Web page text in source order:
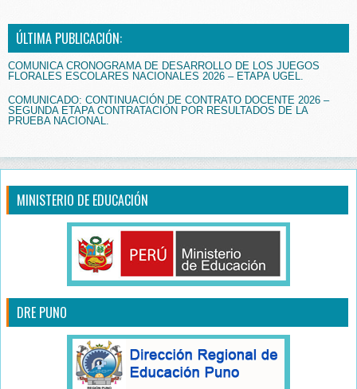
ÚLTIMA PUBLICACIÓN:
COMUNICA CRONOGRAMA DE DESARROLLO DE LOS JUEGOS
FLORALES ESCOLARES NACIONALES 2026 – ETAPA UGEL.
COMUNICADO: CONTINUACIÓN DE CONTRATO DOCENTE 2026 –
SEGUNDA ETAPA CONTRATACIÓN POR RESULTADOS DE LA
PRUEBA NACIONAL.
MINISTERIO DE EDUCACIÓN
DRE PUNO